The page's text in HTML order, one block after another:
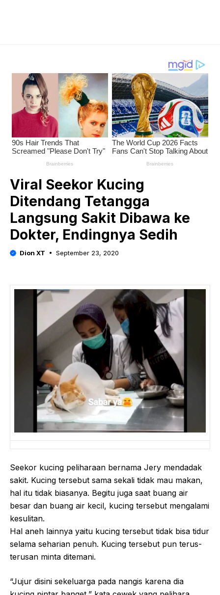
Viral Seekor Kucing
Ditendang Tetangga
Langsung Sakit Dibawa ke
Dokter, Endingnya Sedih
Dion XT September 23, 2020
Seekor kucing peliharaan bernama Jery mendadak
sakit. Kucing tersebut sama sekali tidak mau makan,
hal itu tidak biasanya. Begitu juga saat buang air
besar dan buang air kecil, kucing tersebut mengalami
kesulitan.
Hal aneh lainnya yaitu kucing tersebut tidak bisa tidur
selama seharian penuh. Kucing tersebut pun terus-
terusan minta ditemani.
“Jujur disini sekeluarga pada nangis karena dia